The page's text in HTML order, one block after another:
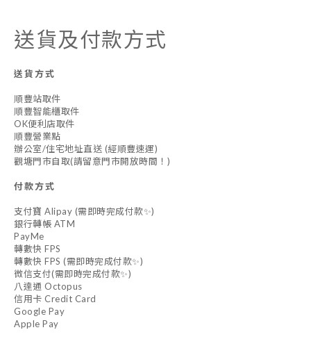
送貨及付款方式
送貨方式
順豐站取件
順豐智能櫃取件
OK便利店取件
順豐營業點
辦公室/住宅地址直送 (經順豐速運)
觀塘門市自取(請留意門市開放時間！)
付款方式
支付寶 Alipay (需即時完成付款✨)
銀行轉帳 ATM
PayMe
轉數快 FPS
轉數快 FPS (需即時完成付款✨)
微信支付(需即時完成付款✨)
八達通 Octopus
信用卡 Credit Card
Google Pay
Apple Pay